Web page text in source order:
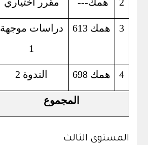
3 همك 613
دراسات موجهة
1
4 همك 698 الندوة 2
المجموع
المستوى الثالث